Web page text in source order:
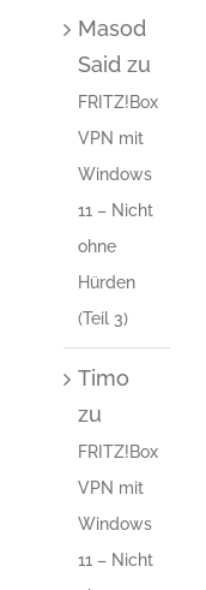
Masod
Saidzu
FRITZ!Box
VPN mit
Windows
11 – Nicht
ohne
Hürden
(Teil 3)
Timo
zu
FRITZ!Box
VPN mit
Windows
11 – Nicht